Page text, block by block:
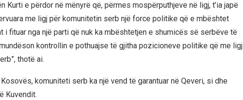
Kurti e përdor në mënyrë që, përmes mospërputhjeve në ligj, t’ia japë
me ligj për komunitetin serb një force politike që e mbështet
i fituar nga një parti që nuk ka mbështetjen e shumicës së serbëve të
kontrollin e pothuajse të gjitha pozicioneve politike që me ligj
thotë ai.
komuniteti serb ka një vend të garantuar në Qeveri, si dhe
Kuvendit.